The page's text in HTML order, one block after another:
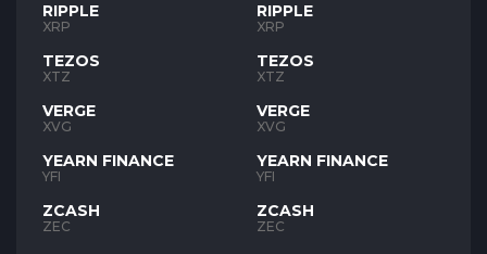
RIPPLE
XRP
TEZOS
XTZ
VERGE
XVG
YEARN FINANCE
YFI
ZCASH
ZEC
RIPPLE
XRP
TEZOS
XTZ
VERGE
XVG
YEARN FINANCE
YFI
ZCASH
ZEC